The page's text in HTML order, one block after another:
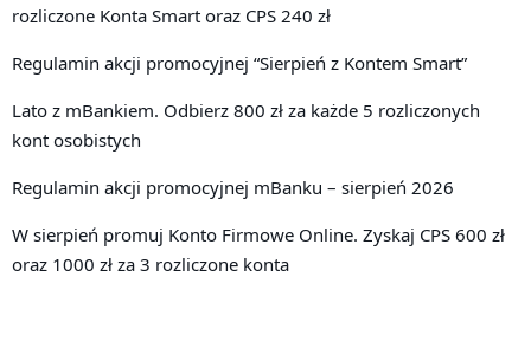
rozliczone Konta Smart oraz CPS 240 zł
Regulamin akcji promocyjnej “Sierpień z Kontem Smart”
Lato z mBankiem. Odbierz 800 zł za każde 5 rozliczonych
kont osobistych
Regulamin akcji promocyjnej mBanku – sierpień 2026
W sierpień promuj Konto Firmowe Online. Zyskaj CPS 600 zł
oraz 1000 zł za 3 rozliczone konta